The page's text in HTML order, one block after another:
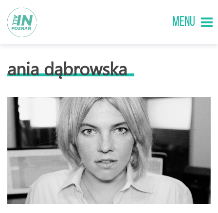
MENU
ania dąbrowska